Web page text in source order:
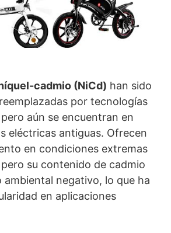
cadmio (NiCd) han sido
por tecnologías
aún se encuentran en
eléctricas antiguas. Ofrecen
en condiciones extremas
su contenido de cadmio
negativo, lo que ha
en aplicaciones